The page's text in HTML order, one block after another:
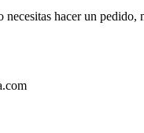
necesitas hacer un pedido,